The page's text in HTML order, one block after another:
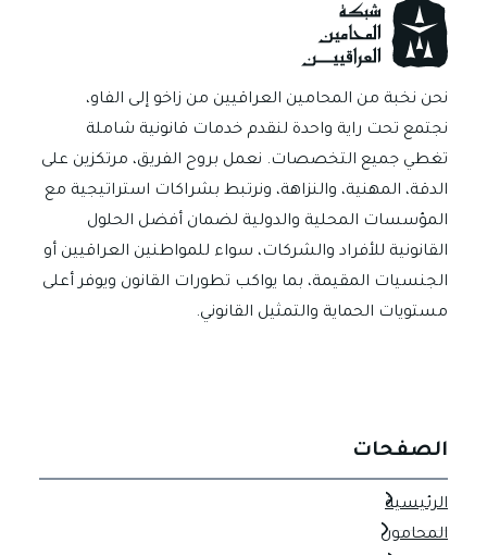
العقار
دون
موافقة
باقي
الورثة؟
نحن نخبة من المحامين العراقيين من زاخو إلى الفاو،
نجتمع تحت راية واحدة لنقدم خدمات قانونية شاملة
تغطي جميع التخصصات. نعمل بروح الفريق، مرتكزين على
الدقة، المهنية، والنزاهة، ونرتبط بشراكات استراتيجية مع
المؤسسات المحلية والدولية لضمان أفضل الحلول
القانونية للأفراد والشركات، سواء للمواطنين العراقيين أو
الجنسيات المقيمة، بما يواكب تطورات القانون ويوفر أعلى
مستويات الحماية والتمثيل القانوني.
الصفحات
الرئيسية
المحامون